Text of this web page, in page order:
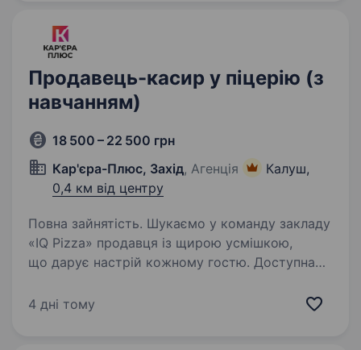
Продавець-касир у піцерію (з
навчанням)
18 500 – 22 500 грн
Кар'єра-Плюс, Захід, Агенція
Калуш,
0,4 км від центру
Повна зайнятість. Шукаємо у команду закладу
«IQ Pizza» продавця із щирою усмішкою,
що дарує настрій кожному гостю. Доступна
з тебе. Обов’язки: Приймати замовлення
4 дні тому